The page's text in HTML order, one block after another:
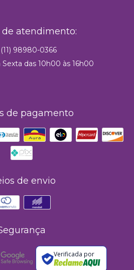
de atendimento:
(11) 98980-0366
das 10h00 às 16h00
de pagamento
de envio
Verificada por